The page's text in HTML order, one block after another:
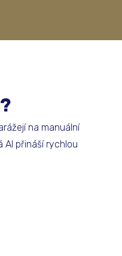
na manuální
přináší rychlou